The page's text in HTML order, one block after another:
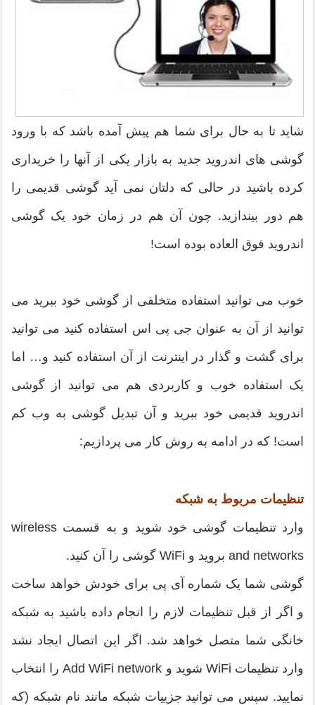
شاید تا به حال برای شما هم پیش آمده باشد که با ورود
گوشی های اندروید جدید به بازار یکی از آنها را خریداری
کرده باشید در حالی که دلتان نمی آید گوشی قدیمی را
هم دور بیندازید. چون آن هم در زمان خود یک گوشی
اندروید فوق العاده بوده است!
خوب می توانید استفاده متخلفی از گوشی خود ببرید می
توانید از آن به عنوان جی پی اس استفاده کنید می توانید
برای گشت و گذار در اینترنت از آن استفاده کنید و… اما
یک استفاده خوب و کاربردی هم می توانید از گوشی
اندروید قدیمی خود ببرید و آن تبدیل گوشی به وب کم
است! که در ادامه به روش کار می پردازیم:
تنظیمات مربوط به شبکه
وارد تنظیمات گوشی خود شوید و به قسمت wireless
and networks بروید و WiFi گوشی را آن کنید.
گوشی شما یک شماره آی پی برای خودش خواهد ساخت
و اگر از قبل تنظیمات لازم را انجام داده باشید به شبکه
خانگی شما متصل خواهد شد. اگر این اتصال ایجاد نشد
وارد تنظیمات WiFi شوید و Add WiFi network را انتخاب
نمایید. سپس می توانید جزییات شبکه مانند نام شبکه (که